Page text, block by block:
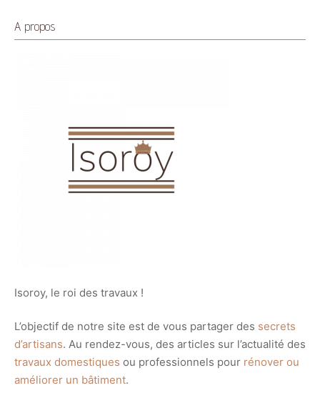
A propos
Isoroy, le roi des travaux !
L’objectif de notre site est de vous partager des secrets
d’artisans. Au rendez-vous, des articles sur l’actualité des
travaux domestiques ou professionnels pour rénover ou
améliorer un bâtiment.